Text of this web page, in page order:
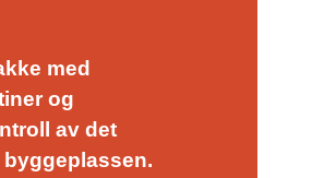
med
og
av det